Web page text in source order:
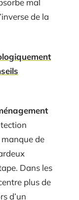
mal
de la
de
Dans les
plus de
d’un